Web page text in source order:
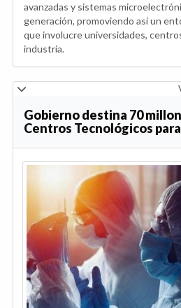
avanzadas y sistemas
generación, promoviendo así un
que involucre universidades,
industria.
Gobierno destina 70
Centros Tecnológicos